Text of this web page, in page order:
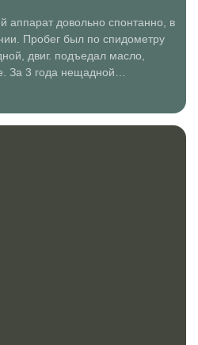
аппарат довольно спонтанно, в
Пробег был по спидометру
двиг. подъедал масло,
За 3 года нещадной
поменял пороги (колхозил
В...